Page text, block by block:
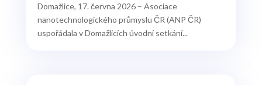
Domažlice, 17. června 2026 – Asociace
nanotechnologického průmyslu ČR (ANP ČR)
uspořádala v Domažlicích úvodní setkání...